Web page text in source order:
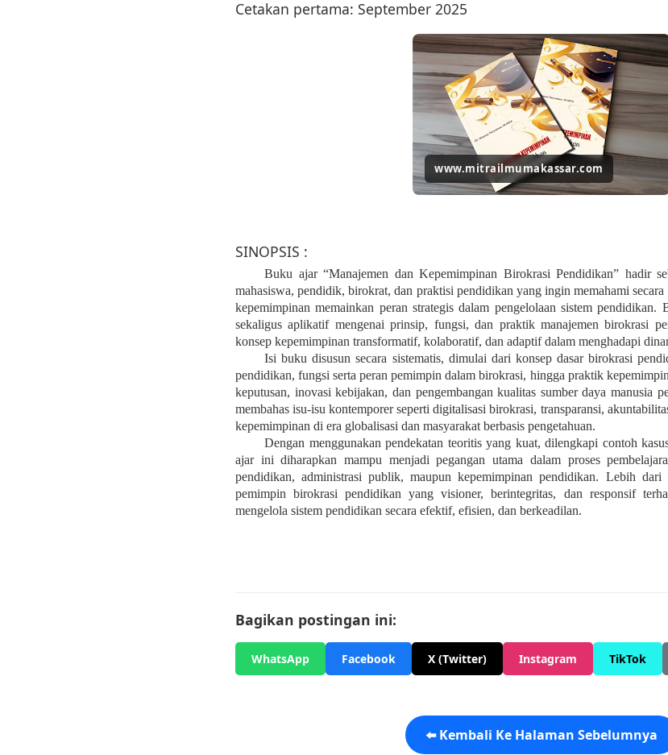
Cetakan pertama: September 2025
www.mitrailmumakassar.com
SINOPSIS :
Buku ajar“Manajemen dan Kepemimpinan Birokrasi Pendidikan” hadir
mahasiswa, pendidik, birokrat, dan praktisi pendidikan yang ingin memahami
kepemimpinan memainkan peran strategis dalam pengelolaan sistem
sekaligus aplikatif mengenai prinsip, fungsi, dan praktik manajemen birokrasi
konsep kepemimpinan transformatif, kolaboratif, dan adaptif dalam menghadapi
Isi buku disusun secara sistematis, dimulai dari konsep dasar birokrasi
pendidikan, fungsi serta peran pemimpin dalam birokrasi, hingga praktik
keputusan, inovasi kebijakan, dan pengembangan kualitas sumber daya manusia
membahas isu-isu kontemporer seperti digitalisasi birokrasi, transparansi,
kepemimpinan di era globalisasi dan masyarakat berbasis pengetahuan.
Dengan menggunakan pendekatan teoritis yang kuat, dilengkapi contoh
ajar ini diharapkan mampu menjadi pegangan utama dalam proses
pendidikan, administrasi publik, maupun kepemimpinan pendidikan. Lebih
pemimpin birokrasi pendidikan yang visioner, berintegritas, dan responsif
mengelola sistem pendidikan secara efektif, efisien, dan berkeadilan.
Bagikan postingan ini:
WhatsApp Facebook X (Twitter) Instagram TikTok
⬅️ Kembali Ke Halaman Sebelumnya